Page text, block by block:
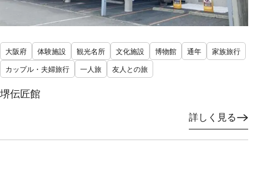
大阪府 体験施設 観光名所 文化施設 博物館 通年
家族旅行
カップル・夫婦旅行
一人旅 友人との旅
堺伝匠館
詳しく見る